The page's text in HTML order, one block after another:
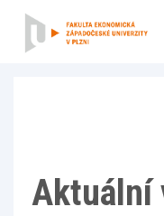
Aktuální